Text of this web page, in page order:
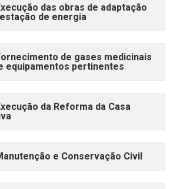
das obras de adaptação
de energia
de gases medicinais
equipamentos pertinentes
da Reforma da Casa
e Conservação Civil